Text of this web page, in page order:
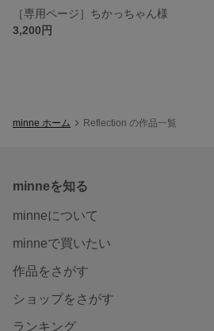
［専用ページ］ちかっちゃん様
3,200円
minne ホーム Reflection の作品一覧
minneを知る
minneについて
minneで買いたい
作品をさがす
ショップをさがす
ランキング